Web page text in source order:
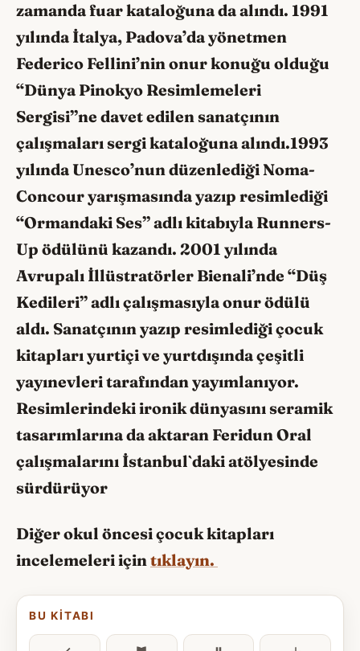
zamanda fuar kataloğuna da alındı. 1991
yılında İtalya, Padova’da yönetmen
Federico Fellini’nin onur konuğu olduğu
“Dünya Pinokyo Resimlemeleri
Sergisi”ne davet edilen sanatçının
çalışmaları sergi kataloğuna alındı.1993
yılında Unesco’nun düzenlediği Noma-
Concour yarışmasında yazıp resimlediği
“Ormandaki Ses” adlı kitabıyla Runners-
Up ödülünü kazandı. 2001 yılında
Avrupalı İllüstratörler Bienali’nde “Düş
Kedileri” adlı çalışmasıyla onur ödülü
aldı. Sanatçının yazıp resimlediği çocuk
kitapları yurtiçi ve yurtdışında çeşitli
yayınevleri tarafından yayımlanıyor.
Resimlerindeki ironik dünyasını seramik
tasarımlarına da aktaran Feridun Oral
çalışmalarını İstanbul`daki atölyesinde
sürdürüyor
Diğer okul öncesi çocuk kitapları
incelemeleri içintıklayın.
BU KITABI